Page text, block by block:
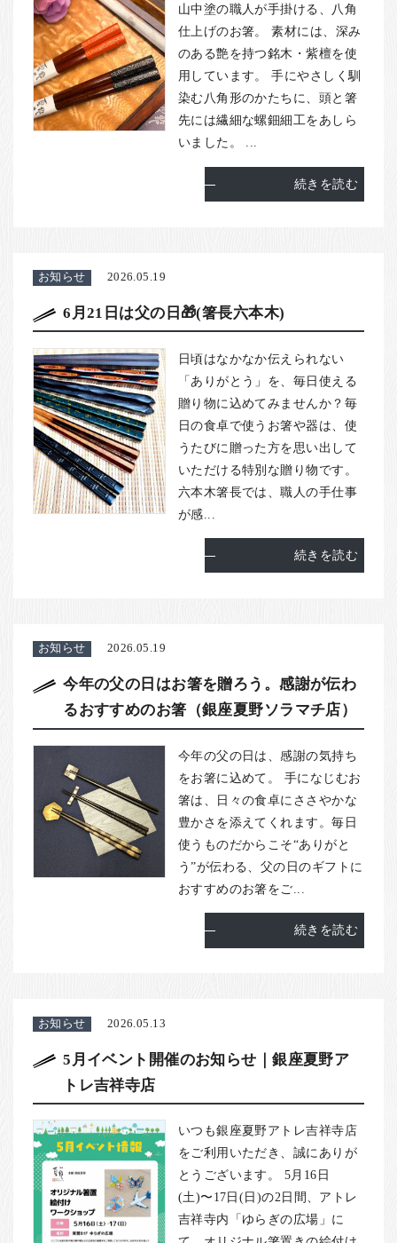
山中塗の職人が手掛ける、八角
仕上げのお箸。 素材には、深み
のある艶を持つ銘木・紫檀を使
用しています。 手にやさしく馴
染む八角形のかたちに、頭と箸
先には繊細な螺鈿細工をあしら
いました。 ...
続きを読む
お知らせ 2026.05.19
6月21日は父の日🎁(箸長六本木)
日頃はなかなか伝えられない
「ありがとう」を、毎日使える
贈り物に込めてみませんか？毎
日の食卓で使うお箸や器は、使
うたびに贈った方を思い出して
いただける特別な贈り物です。
六本木箸長では、職人の手仕事
が感...
続きを読む
お知らせ 2026.05.19
今年の父の日はお箸を贈ろう。感謝が伝わ
るおすすめのお箸（銀座夏野ソラマチ店）
今年の父の日は、感謝の気持ち
をお箸に込めて。 手になじむお
箸は、日々の食卓にささやかな
豊かさを添えてくれます。毎日
使うものだからこそ“ありがと
う”が伝わる、父の日のギフトに
おすすめのお箸をご...
続きを読む
お知らせ 2026.05.13
5月イベント開催のお知らせ｜銀座夏野ア
トレ吉祥寺店
いつも銀座夏野アトレ吉祥寺店
をご利用いただき、誠にありが
とうございます。 5月16日
(土)〜17日(日)の2日間、アトレ
吉祥寺内「ゆらぎの広場」に